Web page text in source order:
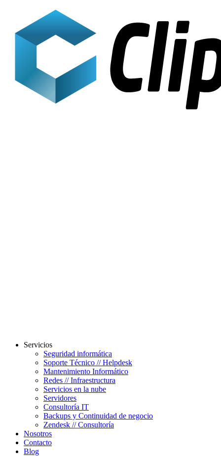
Servicios
Seguridad informática
Soporte Técnico // Helpdesk
Mantenimiento Informático
Redes // Infraestructura
Servicios en la nube
Servidores
Consultoría IT
Backups y Continuidad de negocio
Zendesk // Consultoría
Nosotros
Contacto
Blog